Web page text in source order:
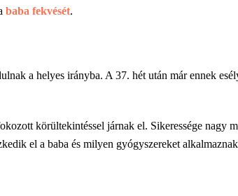
baba fekvését.
a helyes irányba. A 37. hét után már ennek
körültekintéssel járnak el. Sikeressége nagy
el a baba és milyen gyógyszereket